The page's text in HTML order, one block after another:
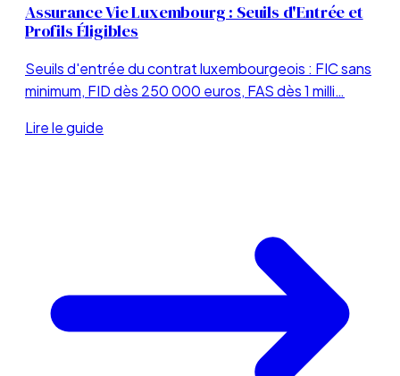
Assurance Vie Luxembourg : Seuils d'Entrée et
Profils Éligibles
Seuils d'entrée du contrat luxembourgeois : FIC sans
minimum, FID dès 250 000 euros, FAS dès 1 milli…
Lire le guide